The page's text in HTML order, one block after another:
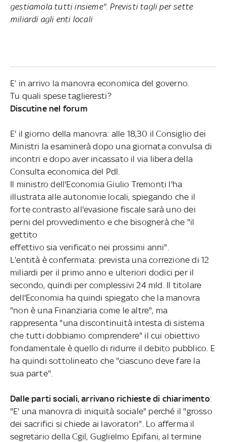
gestiamola tutti insieme". Previsti tagli per sette
miliardi agli enti locali
E’ in arrivo la manovra economica del governo.
Tu quali spese taglieresti?
Discutine nel forum
E' il giorno della manovra: alle 18,30 il Consiglio dei
Ministri la esaminerà dopo una giornata convulsa di
incontri e dopo aver incassato il via libera della
Consulta economica del Pdl.
Il ministro dell'Economia Giulio Tremonti l'ha
illustrata alle autonomie locali, spiegando che il
forte contrasto all'evasione fiscale sarà uno dei
perni del provvedimento e che bisognerà che "il
gettito
effettivo sia verificato nei prossimi anni".
L'entità è confermata: prevista una correzione di 12
miliardi per il primo anno e ulteriori dodici per il
secondo, quindi per complessivi 24 mld. Il titolare
dell'Economia ha quindi spiegato che la manovra
"non è una Finanziaria come le altre", ma
rappresenta "una discontinuità intesta di sistema
che tutti dobbiamo comprendere" il cui obiettivo
fondamentale è quello di ridurre il debito pubblico. E
ha quindi sottolineato che "ciascuno deve fare la
sua parte".
Dalle parti sociali, arrivano richieste di chiarimento:
"E' una manovra di iniquità sociale" perché il "grosso
dei sacrifici si chiede ai lavoratori". Lo afferma il
segretario della Cgil, Guglielmo Epifani, al termine